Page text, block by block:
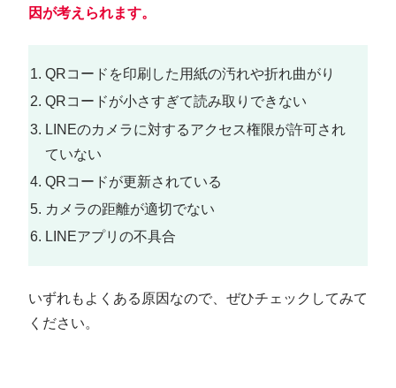
因が考えられます。
QRコードを印刷した用紙の汚れや折れ曲がり
QRコードが小さすぎて読み取りできない
LINEのカメラに対するアクセス権限が許可され
ていない
QRコードが更新されている
カメラの距離が適切でない
LINEアプリの不具合
いずれもよくある原因なので、ぜひチェックしてみて
ください。